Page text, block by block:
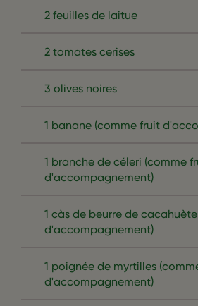
2 feuilles de laitue
2 tomates cerises
3 olives noires
1 banane (comme fruit
1 branche de céleri (comme
d'accompagnement)
1 càs de beurre de
d'accompagnement)
1 poignée de myrtilles
d'accompagnement)